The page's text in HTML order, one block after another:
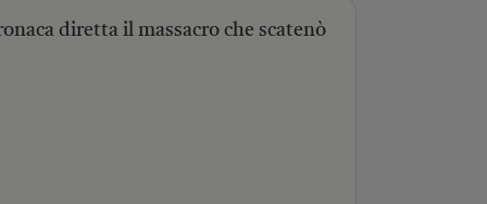
diretta il massacro che scatenò